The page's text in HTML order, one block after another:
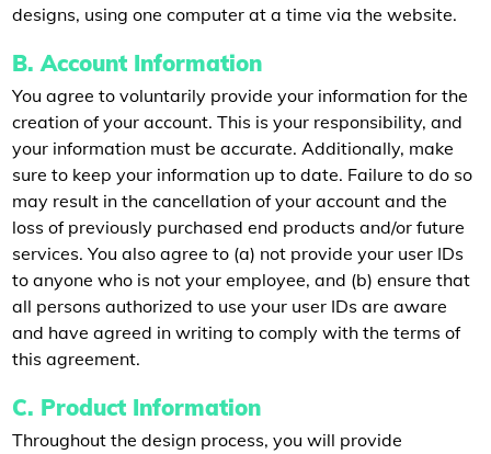
designs, using one computer at a time via the website.
B. Account Information
You agree to voluntarily provide your information for the
creation of your account. This is your responsibility, and
your information must be accurate. Additionally, make
sure to keep your information up to date. Failure to do so
may result in the cancellation of your account and the
loss of previously purchased end products and/or future
services. You also agree to (a) not provide your user IDs
to anyone who is not your employee, and (b) ensure that
all persons authorized to use your user IDs are aware
and have agreed in writing to comply with the terms of
this agreement.
C. Product Information
Throughout the design process, you will provide